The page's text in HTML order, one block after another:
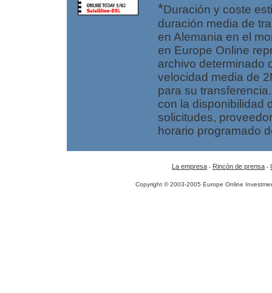
*Duración y coste
duración media de
en Alemania en el
en Europe Online
archivo determinado
velocidad media de
para su
con la disponibilidad
solicitudes,
horario programado
La empresa - Rincón de prensa -
Copyright © 2003-2005 Europe Online